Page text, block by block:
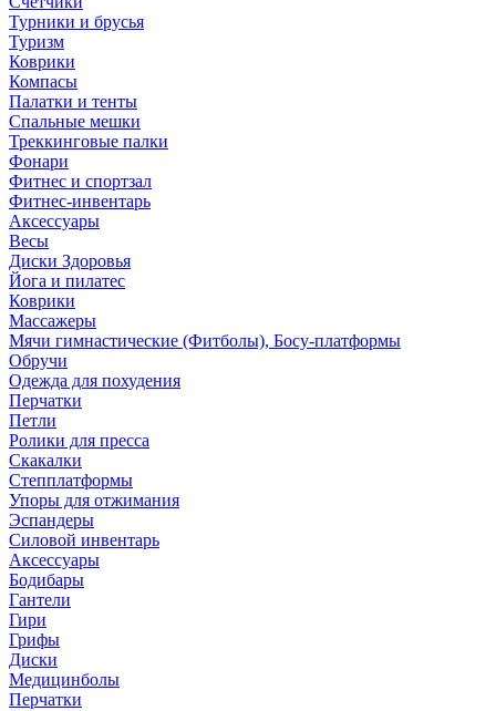
Турники и брусья
Туризм
Коврики
Компасы
Палатки и тенты
Спальные мешки
Треккинговые палки
Фонари
Фитнес и спортзал
Фитнес-инвентарь
Аксессуары
Весы
Диски Здоровья
Йога и пилатес
Коврики
Массажеры
Мячи гимнастические (Фитболы), Босу-платформы
Обручи
Одежда для похудения
Перчатки
Петли
Ролики для пресса
Скакалки
Степплатформы
Упоры для отжимания
Эспандеры
Силовой инвентарь
Аксессуары
Бодибары
Гантели
Гири
Грифы
Диски
Медицинболы
Перчатки